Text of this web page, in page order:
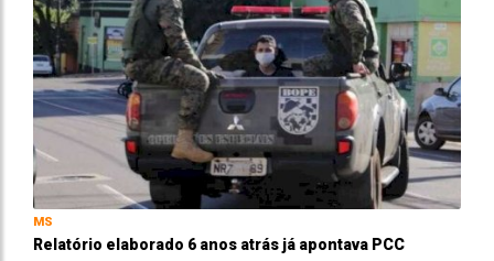
MS
Relatório elaborado 6 anos atrás já apontava PCC